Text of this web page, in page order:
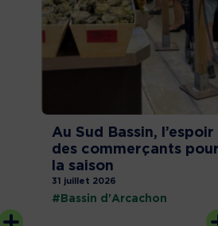
Au Sud Bassin, l’espoir
des commerçants
la saison
31 juillet 2026
#Bassin d'Arcachon